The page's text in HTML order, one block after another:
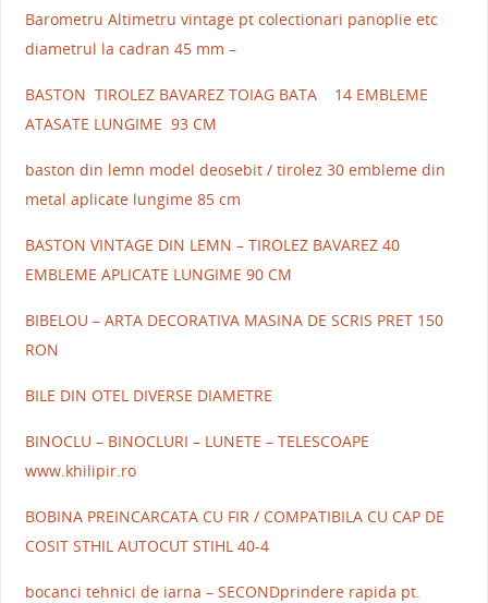
Barometru Altimetru vintage pt colectionari panoplie etc
diametrul la cadran 45 mm –
BASTON TIROLEZ BAVAREZ TOIAG BATA 14 EMBLEME
ATASATE LUNGIME 93 CM
baston din lemn model deosebit / tirolez 30 embleme din
metal aplicate lungime 85 cm
BASTON VINTAGE DIN LEMN – TIROLEZ BAVAREZ 40
EMBLEME APLICATE LUNGIME 90 CM
BIBELOU – ARTA DECORATIVA MASINA DE SCRIS PRET 150
RON
BILE DIN OTEL DIVERSE DIAMETRE
BINOCLU – BINOCLURI – LUNETE – TELESCOAPE
www.khilipir.ro
BOBINA PREINCARCATA CU FIR / COMPATIBILA CU CAP DE
COSIT STHIL AUTOCUT STIHL 40-4
bocanci tehnici de iarna – SECONDprindere rapida pt.